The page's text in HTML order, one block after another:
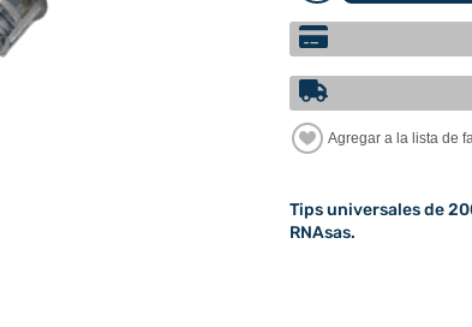
Tips universales de
RNAsas.